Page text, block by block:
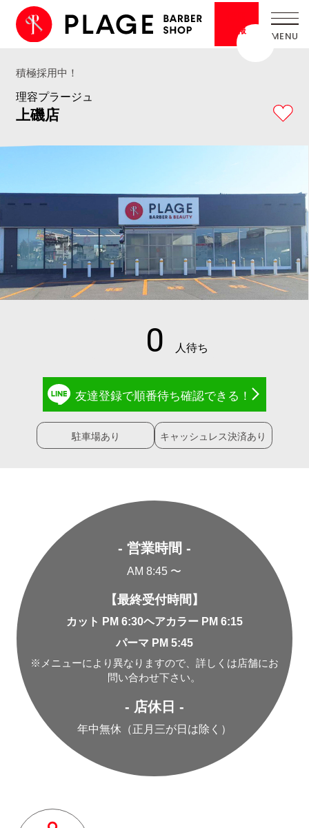
情報
積極採用中！
理容プラージュ
上磯店
駐車場あり キャッシュレス決済あり
友達登録で順番待ち確認できる！
- 営業時間 -
AM 8:45 〜
【最終受付時間】
カット PM 6:30ヘアカラー PM 6:15
パーマ PM 5:45
※メニューにより異なりますので、詳しくは店舗にお
問い合わせ下さい。
- 店休日 -
年中無休（正月三が日は除く）